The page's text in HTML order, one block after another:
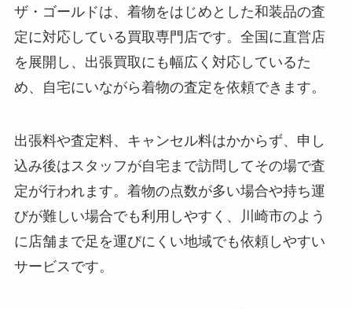
ザ・ゴールドは、着物をはじめとした和装品の査
定に対応している買取専門店です。全国に直営店
を展開し、出張買取にも幅広く対応しているた
め、自宅にいながら着物の査定を依頼できます。
出張料や査定料、キャンセル料はかからず、申し
込み後はスタッフが自宅まで訪問してその場で査
定が行われます。着物の点数が多い場合や持ち運
びが難しい場合でも利用しやすく、川崎市のよう
に店舗まで足を運びにくい地域でも依頼しやすい
サービスです。